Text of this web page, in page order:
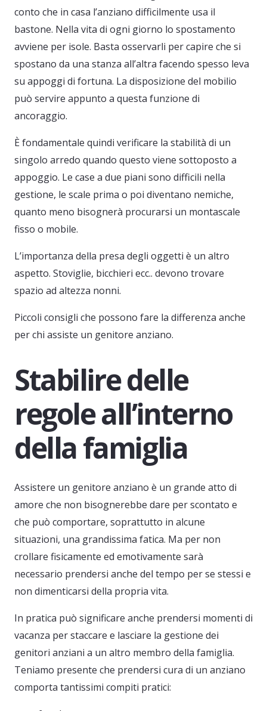
conto che in casa l’anziano difficilmente usa il
bastone. Nella vita di ogni giorno lo spostamento
avviene per isole. Basta osservarli per capire che si
spostano da una stanza all’altra facendo spesso leva
su appoggi di fortuna. La disposizione del mobilio
può servire appunto a questa funzione di
ancoraggio.
È fondamentale quindi verificare la stabilità di un
singolo arredo quando questo viene sottoposto a
appoggio. Le case a due piani sono difficili nella
gestione, le scale prima o poi diventano nemiche,
quanto meno bisognerà procurarsi un montascale
fisso o mobile.
L’importanza della presa degli oggetti è un altro
aspetto. Stoviglie, bicchieri ecc.. devono trovare
spazio ad altezza nonni.
Piccoli consigli che possono fare la differenza anche
per chi assiste un genitore anziano.
Stabilire delle
regole all’interno
della famiglia
Assistere un genitore anziano è un grande atto di
amore che non bisognerebbe dare per scontato e
che può comportare, soprattutto in alcune
situazioni, una grandissima fatica. Ma per non
crollare fisicamente ed emotivamente sarà
necessario prendersi anche del tempo per se stessi e
non dimenticarsi della propria vita.
In pratica può significare anche prendersi momenti di
vacanza per staccare e lasciare la gestione dei
genitori anziani a un altro membro della famiglia.
Teniamo presente che prendersi cura di un anziano
comporta tantissimi compiti pratici: